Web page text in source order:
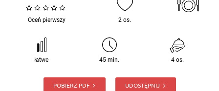
Oceń pierwszy 2 os.
łatwe 45 min. 4 os.
POBIERZ PDF UDOSTĘPNIJ